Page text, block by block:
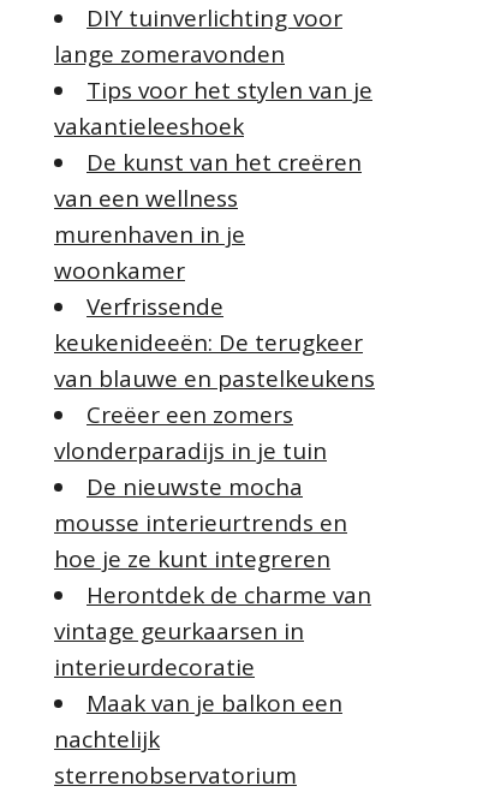
a
a
r
:
DIY tuinverlichting voor
lange zomeravonden
Tips voor het stylen van je
vakantieleeshoek
De kunst van het creëren
van een wellness
murenhaven in je
woonkamer
Verfrissende
keukenideeën: De terugkeer
van blauwe en pastelkeukens
Creëer een zomers
vlonderparadijs in je tuin
De nieuwste mocha
mousse interieurtrends en
hoe je ze kunt integreren
Herontdek de charme van
vintage geurkaarsen in
interieurdecoratie
Maak van je balkon een
nachtelijk
sterrenobservatorium